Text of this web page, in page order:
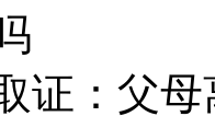
证：父